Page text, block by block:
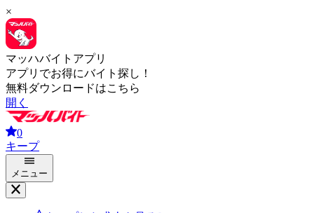
×
マッハバイトアプリ
アプリでお得にバイト探し！
無料ダウンロードはこちら
開く
0
キープ
メニュー